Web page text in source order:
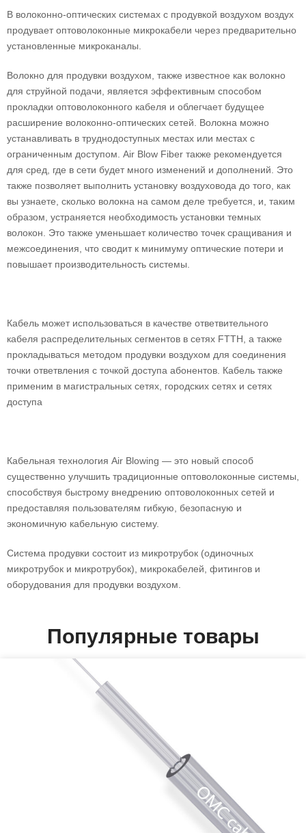
В волоконно-оптических системах с продувкой воздухом воздух
продувает оптоволоконные микрокабели через предварительно
установленные микроканалы.
Волокно для продувки воздухом, также известное как волокно
для струйной подачи, является эффективным способом
прокладки оптоволоконного кабеля и облегчает будущее
расширение волоконно-оптических сетей. Волокна можно
устанавливать в труднодоступных местах или местах с
ограниченным доступом. Air Blow Fiber также рекомендуется
для сред, где в сети будет много изменений и дополнений. Это
также позволяет выполнить установку воздуховода до того, как
вы узнаете, сколько волокна на самом деле требуется, и, таким
образом, устраняется необходимость установки темных
волокон. Это также уменьшает количество точек сращивания и
межсоединения, что сводит к минимуму оптические потери и
повышает производительность системы.
Кабель может использоваться в качестве ответвительного
кабеля распределительных сегментов в сетях FTTH, а также
прокладываться методом продувки воздухом для соединения
точки ответвления с точкой доступа абонентов. Кабель также
применим в магистральных сетях, городских сетях и сетях
доступа
Кабельная технология Air Blowing — это новый способ
существенно улучшить традиционные оптоволоконные системы,
способствуя быстрому внедрению оптоволоконных сетей и
предоставляя пользователям гибкую, безопасную и
экономичную кабельную систему.
Система продувки состоит из микротрубок (одиночных
микротрубок и микротрубок), микрокабелей, фитингов и
оборудования для продувки воздухом.
Популярные товары